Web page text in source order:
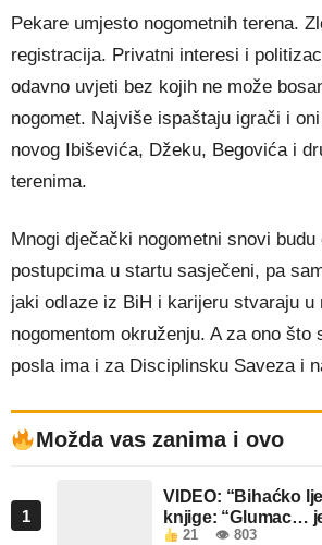
Pekare umjesto nogometnih terena.
registracija. Privatni interesi i
odavno uvjeti bez kojih ne može
nogomet. Najviše ispaštaju igrači i
novog Ibiševića, Džeku, Begovića i
terenima.
Mnogi dječački nogometni snovi budu
postupcima u startu sasječeni, pa
jaki odlaze iz BiH i karijeru stvaraju u
nogomentom okruženju. A za ono što
posla ima i za Disciplinsku Saveza i
Možda vas zanima i ovo
1
VIDEO: “Bihaćko
knjige: “Glumac…
21 👁 803